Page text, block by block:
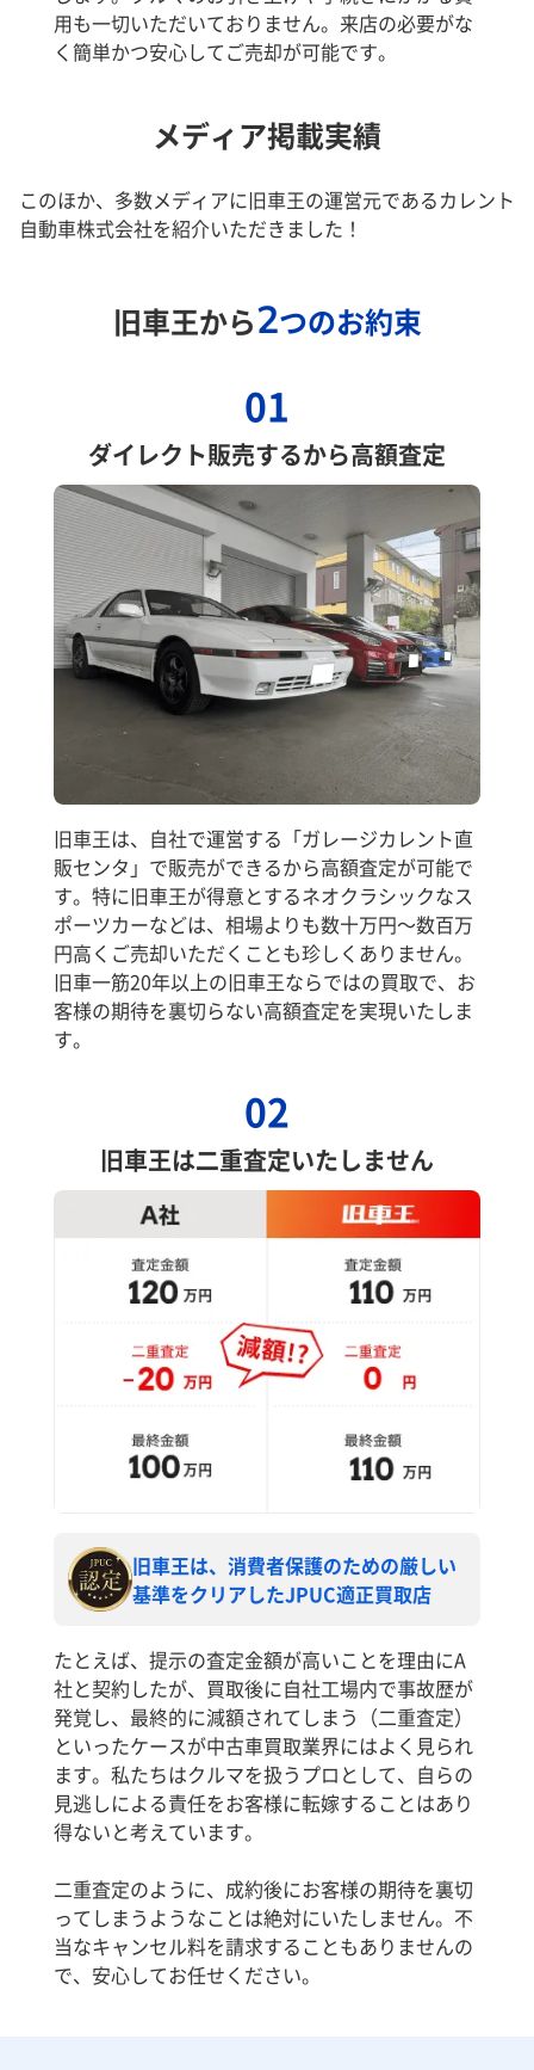
用も一切いただいておりません。来店の必要がな
く簡単かつ安心してご売却が可能です。
メディア掲載実績
このほか、多数メディアに旧車王の運営元であるカレント
自動車株式会社を紹介いただきました！
旧車王から2つのお約束
01
ダイレクト販売するから高額査定
旧車王は、自社で運営する「ガレージカレント直
販センタ」で販売ができるから高額査定が可能で
す。特に旧車王が得意とするネオクラシックなス
ポーツカーなどは、相場よりも数十万円～数百万
円高くご売却いただくことも珍しくありません。
旧車一筋20年以上の旧車王ならではの買取で、お
客様の期待を裏切らない高額査定を実現いたしま
す。
02
旧車王は二重査定いたしません
旧車王は、消費者保護のための厳しい
基準をクリアしたJPUC適正買取店
たとえば、提示の査定金額が高いことを理由にA
社と契約したが、買取後に自社工場内で事故歴が
発覚し、最終的に減額されてしまう（二重査定）
といったケースが中古車買取業界にはよく見られ
ます。私たちはクルマを扱うプロとして、自らの
見逃しによる責任をお客様に転嫁することはあり
得ないと考えています。
二重査定のように、成約後にお客様の期待を裏切
ってしまうようなことは絶対にいたしません。不
当なキャンセル料を請求することもありませんの
で、安心してお任せください。